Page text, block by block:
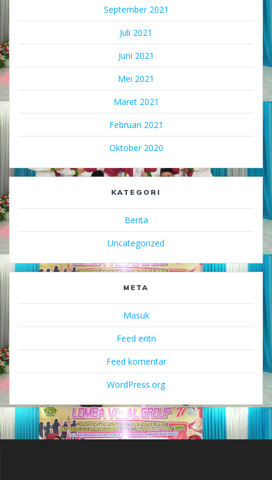
September 2021
Juli 2021
Juni 2021
Mei 2021
Maret 2021
Februari 2021
Oktober 2020
KATEGORI
Berita
Uncategorized
META
Masuk
Feed entri
Feed komentar
WordPress.org